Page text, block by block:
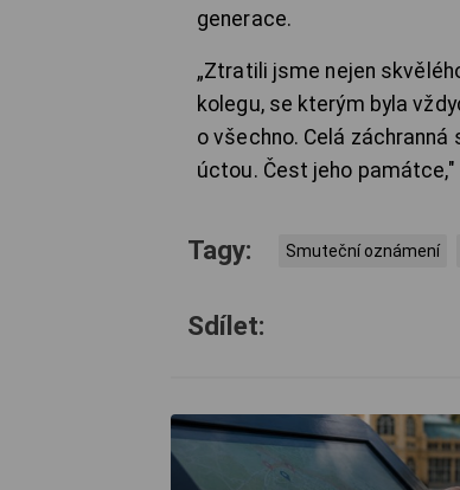
generace.
„Ztratili jsme nejen
kolegu, se kterým byla
o všechno. Celá
úctou. Čest jeho
Tagy: Smuteční oznámení
Sdílet: